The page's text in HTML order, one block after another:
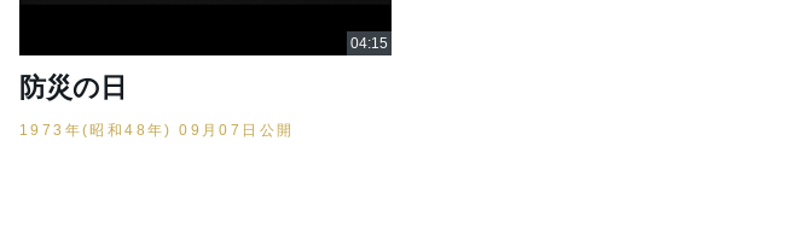
防災の日
1973年(昭和48年) 09月07日公開